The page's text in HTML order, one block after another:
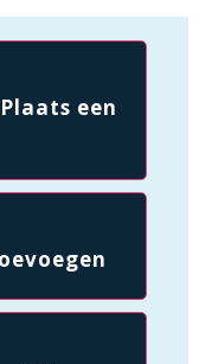
een